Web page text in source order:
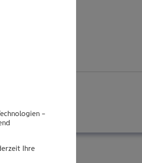
–
Ihre